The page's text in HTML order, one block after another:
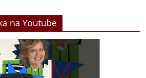
na Youtube